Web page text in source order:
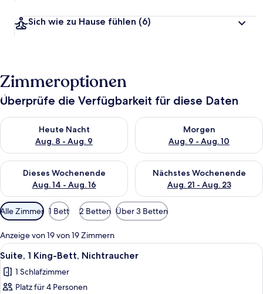
Sich wie zu Hause fühlen (6)
Zimmeroptionen
Überprüfe die Verfügbarkeit für diese Daten
Heute Nacht
Aug. 8 - Aug. 9
Überprüfe die Verfügbarkeit für heute Nacht, Aug. 8 - Aug. 9.
Morgen
Aug. 9 - Aug. 10
Überprüfe die Verfügbarkeit
Dieses Wochenende
Aug. 14 - Aug. 16
Überprüfe die Verfügbarkeit für dieses Wochenende, Aug. 14
Nächstes Wochenende
Aug. 21 - Aug. 23
Überprüfe die Verfügbarkeit
Verfügbare
Filter
für
Zimmer
Alle Zimmer 1 Bett 2 Betten Über 3 Betten
Anzeige von 19 von 19 Zimmern
Alle
Fotos
für
Suite,
Ein Zimmer mit Holztür, einem roten
4
Suite, 1 King-Bett, Nichtraucher
1 Schlafzimmer
Platz für 4 Personen